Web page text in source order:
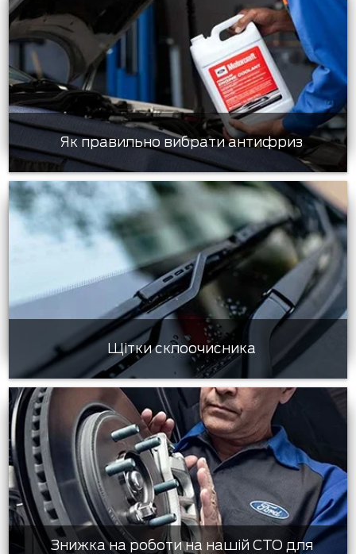
Як правильно вибрати антифриз
Щітки склоочисника
Знижка на роботи на нашій СТО для